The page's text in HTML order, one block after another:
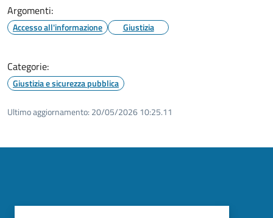
Argomenti:
Accesso all'informazione Giustizia
Categorie:
Giustizia e sicurezza pubblica
Ultimo aggiornamento: 20/05/2026 10:25.11